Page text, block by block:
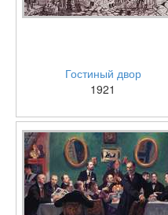
Гостиный двор
1921